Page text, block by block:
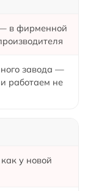
в фирменной
завода —
работаем не
у новой